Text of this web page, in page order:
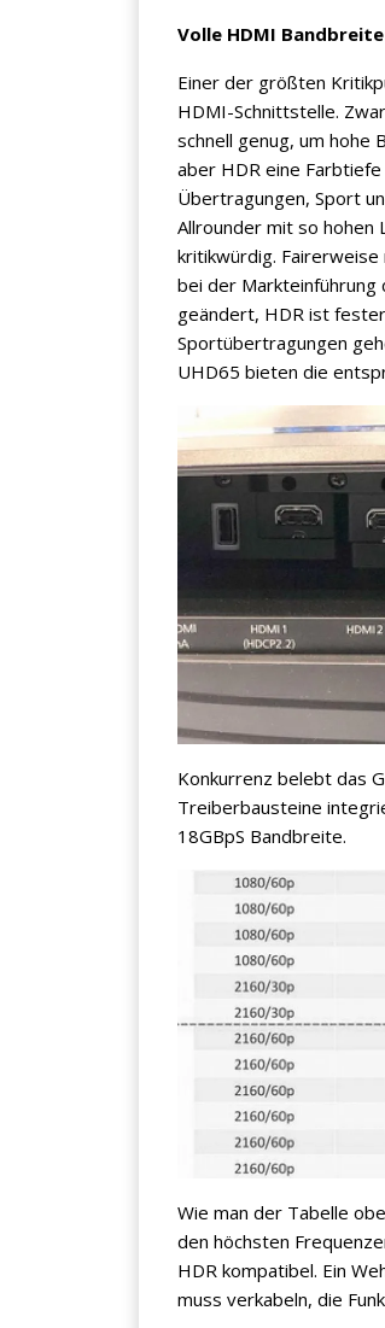
Volle HDMI
Einer der größten
HDMI-Schnittstelle.
schnell genug, um
aber HDR eine
Übertragungen, Sport
Allrounder mit so hohen
kritikwürdig.
bei der Markteinführung
geändert, HDR ist
Sportübertragungen
UHD65 bieten die
Konkurrenz belebt das
Treiberbausteine
18GBpS Bandbreite.
Wie man der Tabelle
den höchsten
HDR kompatibel. Ein
muss verkabeln, die